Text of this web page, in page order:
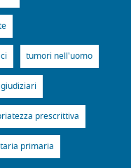
tumori nell'uomo
prescrittiva
primaria